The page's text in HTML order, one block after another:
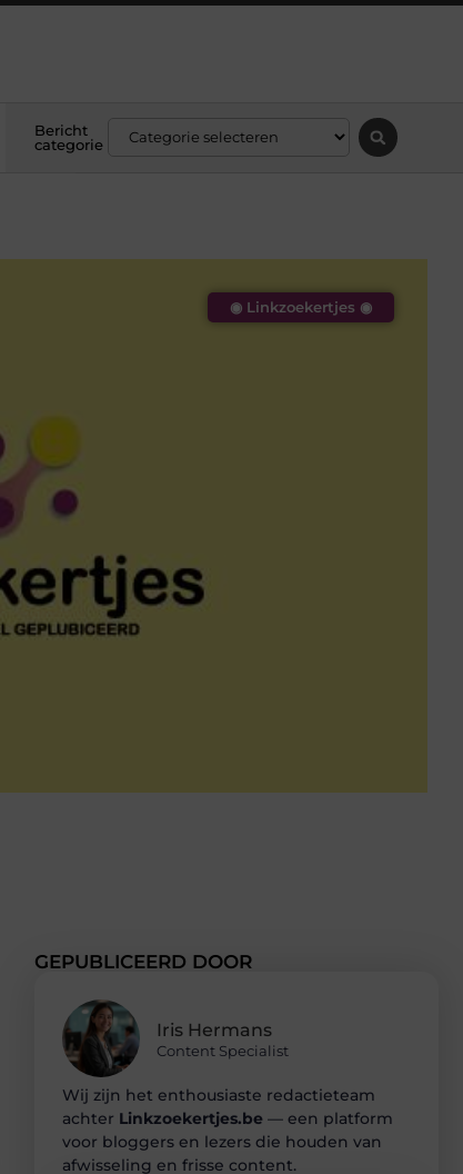
Bericht
categorie
◉ Linkzoekertjes ◉
GEPUBLICEERD DOOR
Iris Hermans
Content Specialist
Wij zijn het enthousiaste redactieteam
achter Linkzoekertjes.be — een platform
voor bloggers en lezers die houden van
afwisseling en frisse content.